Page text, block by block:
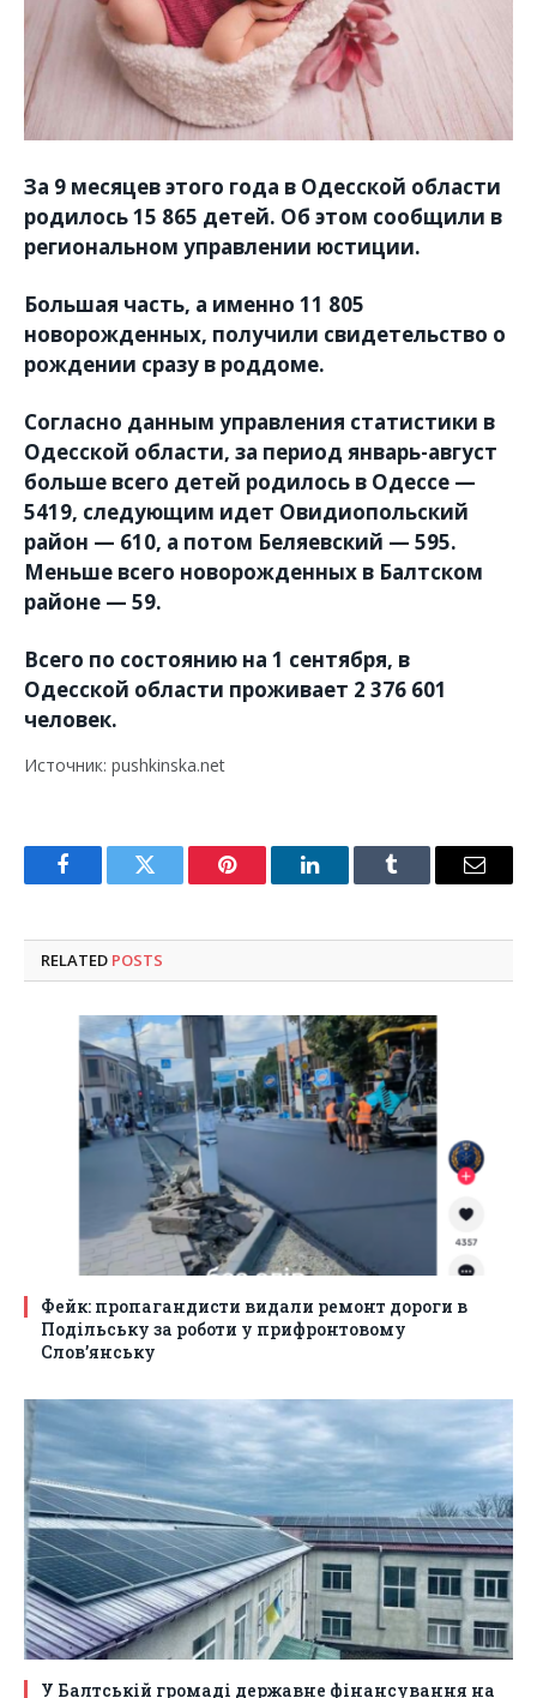
За 9 месяцев этого года в Одесской области
родилось 15 865 детей. Об этом сообщили в
региональном управлении юстиции.
Большая часть, а именно 11 805
новорожденных, получили свидетельство о
рождении сразу в роддоме.
Согласно данным управления статистики в
Одесской области, за период январь-август
больше всего детей родилось в Одессе —
5419, следующим идет Овидиопольский
район — 610, а потом Беляевский — 595.
Меньше всего новорожденных в Балтском
районе — 59.
Всего по состоянию на 1 сентября, в
Одесской области проживает 2 376 601
человек.
Источник: pushkinska.net
FacebookTwitter Pinterest LinkedInTumblr Email
RELATED POSTS
Фейк: пропагандисти видали ремонт дороги в
Подільську за роботи у прифронтовому
Слов’янську
У Балтській громаді державне фінансування на